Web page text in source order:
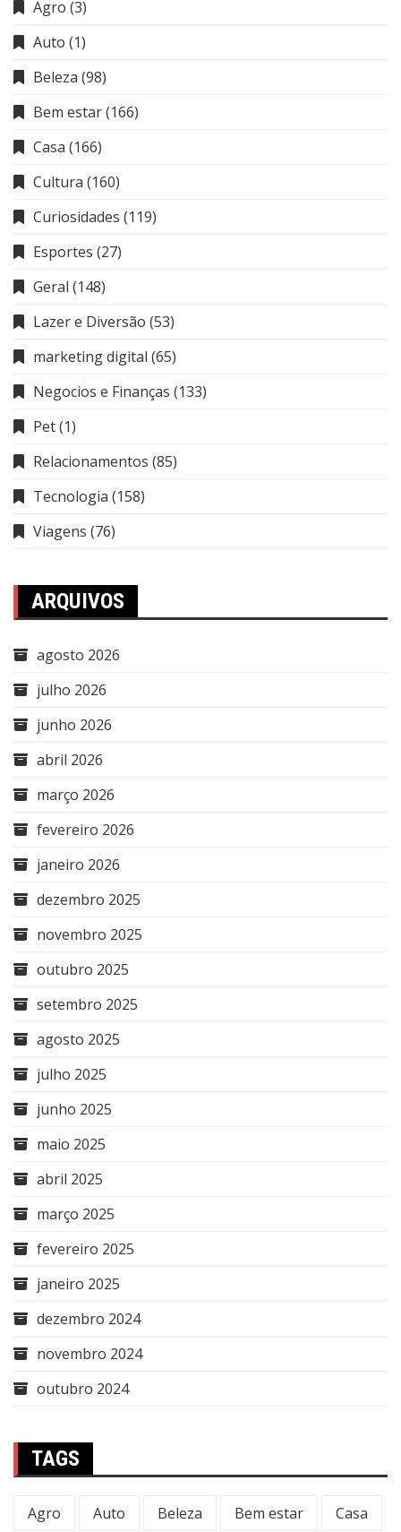
Agro (3)
Auto (1)
Beleza (98)
Bem estar(166)
Casa (166)
Cultura (160)
Curiosidades (119)
Esportes (27)
Geral (148)
Lazer e Diversão (53)
marketing digital (65)
Negocios e Finanças (133)
Pet(1)
Relacionamentos (85)
Tecnologia (158)
Viagens (76)
ARQUIVOS
agosto 2026
julho 2026
junho 2026
abril 2026
março 2026
fevereiro 2026
janeiro 2026
dezembro 2025
novembro 2025
outubro 2025
setembro 2025
agosto 2025
julho 2025
junho 2025
maio 2025
abril 2025
março 2025
fevereiro 2025
janeiro 2025
dezembro 2024
novembro 2024
outubro 2024
TAGS
Agro Auto Beleza Bem estar Casa